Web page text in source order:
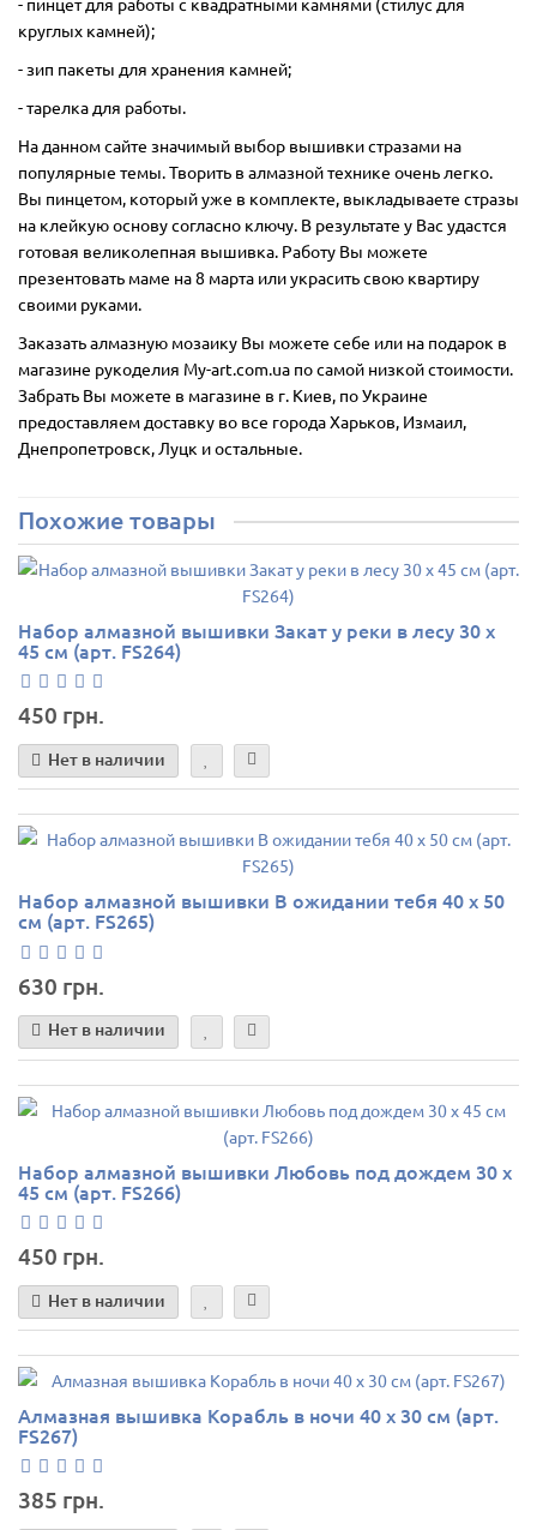
круглых камней);
- зип пакеты для хранения камней;
- тарелка для работы.
На данном сайте значимый выбор вышивки стразами на
популярные темы. Творить в алмазной технике очень легко.
Вы пинцетом, который уже в комплекте, выкладываете стразы
на клейкую основу согласно ключу. В результате у Вас удастся
готовая великолепная вышивка. Работу Вы можете
презентовать маме на 8 марта или украсить свою квартиру
своими руками.
Заказать алмазную мозаику Вы можете себе или на подарок в
магазине рукоделия My-art.com.ua по самой низкой стоимости.
Забрать Вы можете в магазине в г. Киев, по Украине
предоставляем доставку во все города Харьков, Измаил,
Днепропетровск, Луцк и остальные.
Похожие товары
Набор алмазной вышивки Закат у реки в лесу 30 х
45 см (арт. FS264)
450 грн.
Нет в наличии
Набор алмазной вышивки В ожидании тебя 40 х 50
см (арт. FS265)
630 грн.
Нет в наличии
Набор алмазной вышивки Любовь под дождем 30 х
45 см (арт. FS266)
450 грн.
Нет в наличии
Алмазная вышивка Корабль в ночи 40 х 30 см (арт.
FS267)
385 грн.